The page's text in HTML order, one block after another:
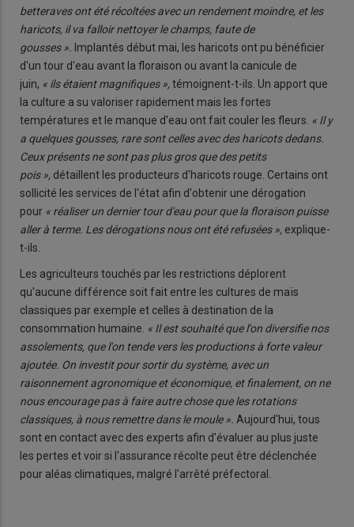
betteraves ont été récoltées avec un rendement moindre, et les
haricots, il va falloir nettoyer le champs, faute de
gousses ».
Implantés début mai, les haricots ont pu bénéficier
d'un tour d'eau avant la floraison ou avant la canicule de
juin, « ils étaient magnifiques », témoignent-t-ils. Un apport que
la culture a su valoriser rapidement mais les fortes
températures et le manque d'eau ont fait couler les fleurs. « Il y
a quelques gousses, rare sont celles avec des haricots dedans.
Ceux présents ne sont pas plus gros que des petits
pois », détaillent les producteurs d'haricots rouge. Certains ont
sollicité les services de l'état afin d'obtenir une dérogation
pour « réaliser un dernier tour d'eau pour que la floraison puisse
aller à terme. Les dérogations nous ont été refusées », explique-
t-ils.
Les agriculteurs touchés par les restrictions déplorent
qu'aucune différence soit fait entre les cultures de maïs
classiques par exemple et celles à destination de la
consommation humaine. « Il est souhaité que l'on diversifie nos
assolements, que l'on tende vers les productions à forte valeur
ajoutée. On investit pour sortir du système, avec un
raisonnement agronomique et économique, et finalement, on ne
nous encourage pas à faire autre chose que les rotations
classiques, à nous remettre dans le moule ». Aujourd'hui, tous
sont en contact avec des experts afin d'évaluer au plus juste
les pertes et voir si l'assurance récolte peut être déclenchée
pour aléas climatiques, malgré l'arrêté préfectoral.